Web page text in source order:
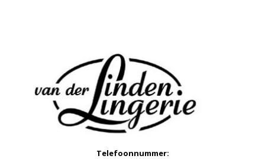
Telefoonnummer: